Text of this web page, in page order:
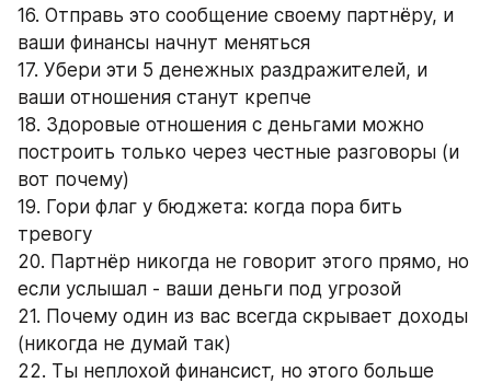
16. Отправь это сообщение своему партнёру, и
ваши финансы начнут меняться
17. Убери эти 5 денежных раздражителей, и
ваши отношения станут крепче
18. Здоровые отношения с деньгами можно
построить только через честные разговоры (и
вот почему)
19. Гори флаг у бюджета: когда пора бить
тревогу
20. Партнёр никогда не говорит этого прямо, но
если услышал - ваши деньги под угрозой
21. Почему один из вас всегда скрывает доходы
(никогда не думай так)
22. Ты неплохой финансист, но этого больше